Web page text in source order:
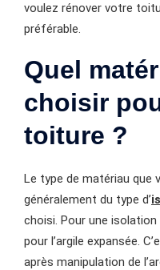
voulez rénover votre
préférable.
Quel
choisir
toiture ?
Le type de matériau que
généralement du type d’
choisi. Pour une isolation
pour l’argile expansée.
après manipulation de